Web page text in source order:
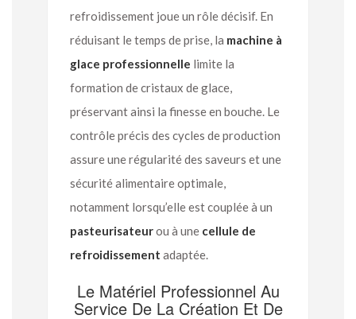
refroidissement joue un rôle décisif. En
réduisant le temps de prise, la machine à
glace professionnelle limite la
formation de cristaux de glace,
préservant ainsi la finesse en bouche. Le
contrôle précis des cycles de production
assure une régularité des saveurs et une
sécurité alimentaire optimale,
notamment lorsqu’elle est couplée à un
pasteurisateurou à une cellule de
refroidissement adaptée.
Le Matériel Professionnel Au
Service De La Création Et De